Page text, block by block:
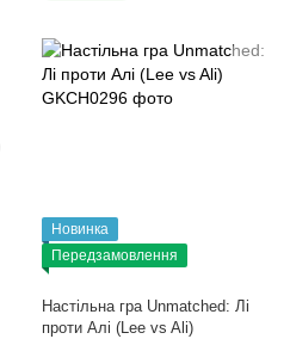
Новинка
Передзамовлення
Настільна гра Unmatched: Лі
проти Алі (Lee vs Ali)